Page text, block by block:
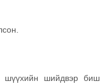
шийдвэр биш